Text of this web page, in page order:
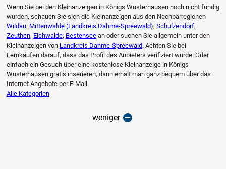
Wenn Sie bei den Kleinanzeigen in Königs Wusterhausen noch nicht fündig
wurden, schauen Sie sich die Kleinanzeigen aus den Nachbarregionen
Wildau, Mittenwalde (Landkreis Dahme-Spreewald), Schulzendorf,
Zeuthen, Eichwalde, Bestenseean oder suchen Sie allgemein unter den
Kleinanzeigen von Landkreis Dahme-Spreewald. Achten Sie bei
Fernkäufen darauf, dass das Profil des Anbieters verifiziert wurde. Oder
einfach ein Gesuch über eine kostenlose Kleinanzeige in Königs
Wusterhausen gratis inserieren, dann erhält man ganz bequem über das
Internet Angebote per E-Mail.
Alle Kategorien
weniger